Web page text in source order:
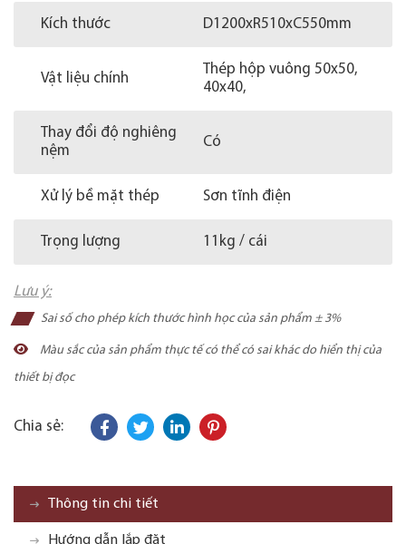
Kích thước D1200xR510xC550mm
Vật liệu chính
Thép hộp vuông 50x50,
40x40,
Thay đổi độ nghiêng
nệm
Có
Xử lý bề mặt thép Sơn tĩnh điện
Trọng lượng 11kg / cái
Lưu ý:
Sai số cho phép kích thước hình học của sản phẩm ± 3%
Màu sắc của sản phẩm thực tế có thể có sai khác do hiển thị của
thiết bị đọc
Chia sẻ:
Thông tin chi tiết
Hướng dẫn lắp đặt